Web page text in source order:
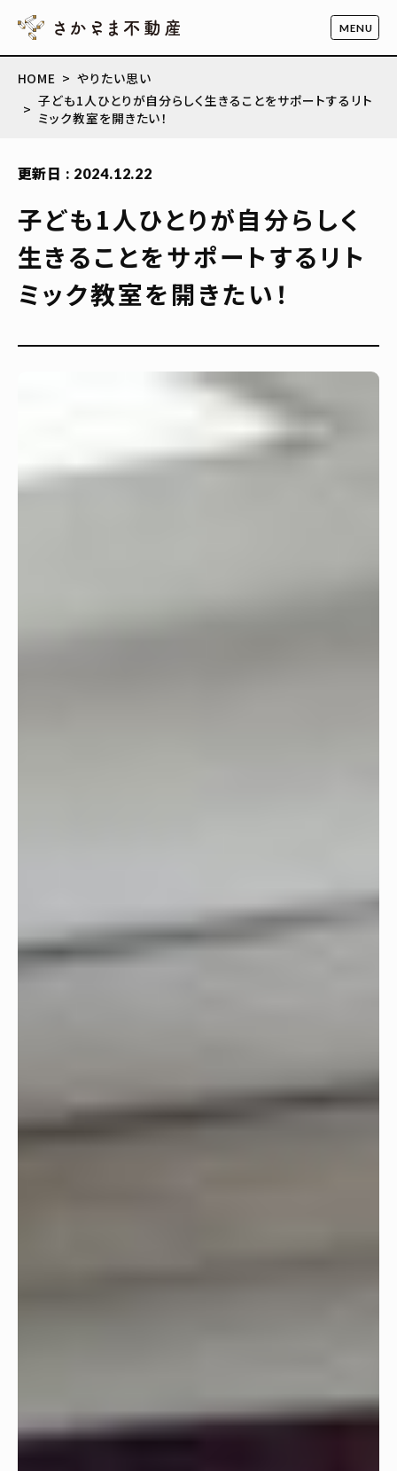
HOME
やりたい思い
子ども1人ひとりが自分らしく生きることをサポートするリト
ミック教室を開きたい！
更新日 : 2024.12.22
子ども1人ひとりが自分らしく
生きることをサポートするリト
ミック教室を開きたい！